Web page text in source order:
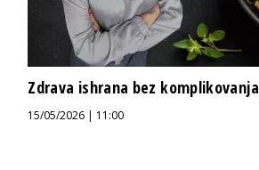
Zdrava ishrana bez komplikovanja
15/05/2026 | 11:00